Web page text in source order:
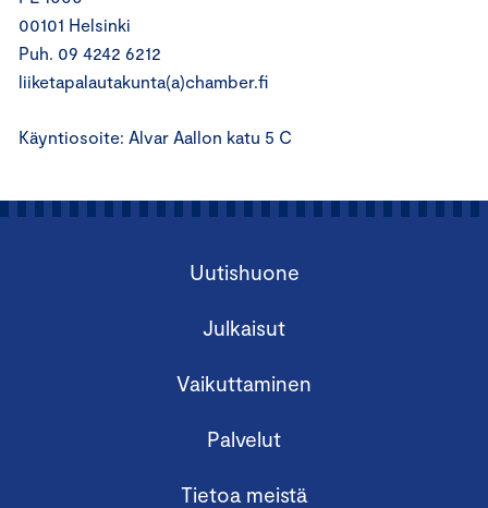
00101 Helsinki
Puh. 09 4242 6212
liiketapalautakunta(a)chamber.fi
Käyntiosoite: Alvar Aallon katu 5 C
Uutishuone
Julkaisut
Vaikuttaminen
Palvelut
Tietoa meistä